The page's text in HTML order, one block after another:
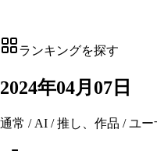
ランキングを探す
2024年04月 07日
通常 / AI / 推し、作品 / ユ